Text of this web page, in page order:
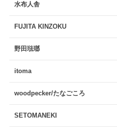
水布人舎
FUJITA KINZOKU
野田琺瑯
itoma
woodpecker/たなごころ
SETOMANEKI